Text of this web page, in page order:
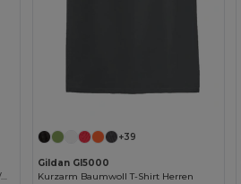
Zweifarbiges Piqué-Poloshirt (180 g/m²), kurzärmelig, aus Baumwolle (60%) und Polyester (40%)
Jetzt konfigurieren!
+39
Gildan GI5000
Kurzarm Baumwoll T-Shirt Herren